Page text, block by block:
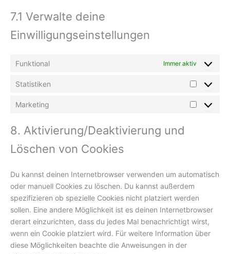
7.1 Verwalte deine
Einwilligungseinstellungen
Funktional Immer aktiv
Statistiken
Marketing
Marketing
8. Aktivierung/Deaktivierung und
Löschen von Cookies
Du kannst deinen Internetbrowser verwenden um automatisch
oder manuell Cookies zu löschen. Du kannst außerdem
spezifizieren ob spezielle Cookies nicht platziert werden
sollen. Eine andere Möglichkeit ist es deinen Internetbrowser
derart einzurichten, dass du jedes Mal benachrichtigt wirst,
wenn ein Cookie platziert wird. Für weitere Information über
diese Möglichkeiten beachte die Anweisungen in der